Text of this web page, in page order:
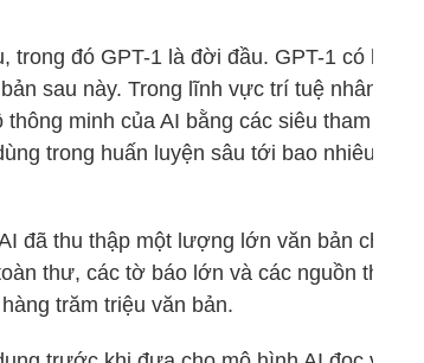
đó GPT-1 là đời đầu. GPT-1 có kích
sau này. Trong lĩnh vực trí tuệ nhân tạo
minh của AI bằng các siêu tham số
trong huấn luyện sâu tới bao nhiêu tầng
đã thu thập một lượng lớn văn bản chữ viết
thư, các tờ báo lớn và các nguồn thông
trăm triệu văn bản.